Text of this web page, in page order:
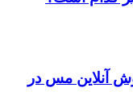
آنلاین مس در